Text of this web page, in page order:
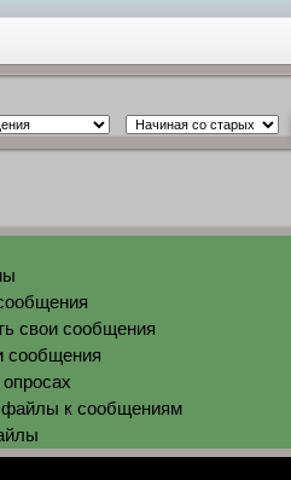
свои сообщения
сообщения
файлы к сообщениям